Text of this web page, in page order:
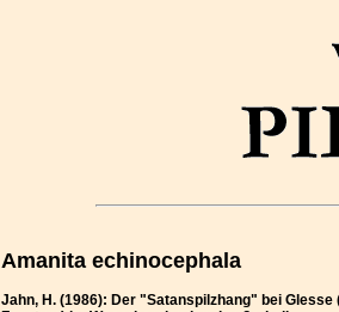
Amanita echinocephala
Jahn, H. (1986): Der "Satanspilzhang" bei